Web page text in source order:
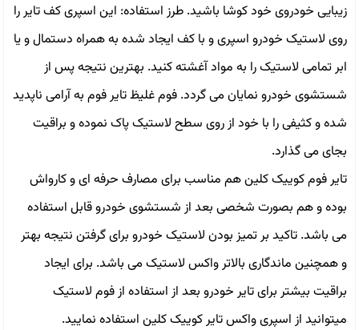
زیبایی خودروی خود کوشا باشید. طرز استفاده: این اسپری کف تایر را
روی لاستیک خودرو اسپری و با کف ایجاد شده به همراه دستمال و یا
ابر تمامی لاستیک را به مواد آغشته کنید. بهترین نتیجه پس از
شستشوی خودرو نمایان می گردد. فوم غليظ تاير فوم به آرامى ناپديد
شده و كثيفى را با خود از روى سطح لاستيک پاک نموده و براقيت
بجاى مى گذارد.
تاير فوم كوييک كلين هم مناسب براى مصارف حرفه اى و كارواش
بوده و هم بصورت شخصى بعد از شستشوى خودرو قابل استفاده
مى باشد. تاكيد بر تميز بودن لاستيک خودرو براى گرفتن نتيجه بهتر
و همچنين ماندگارى بالاتر واكس لاستيک مى باشد. برای ایجاد
براقیت بیشتر برای تایر خودرو بعد از استفاده از فوم لاستیک
میتوانید از اسپری واکس تایر کوییک کلین استفاده نمایید.